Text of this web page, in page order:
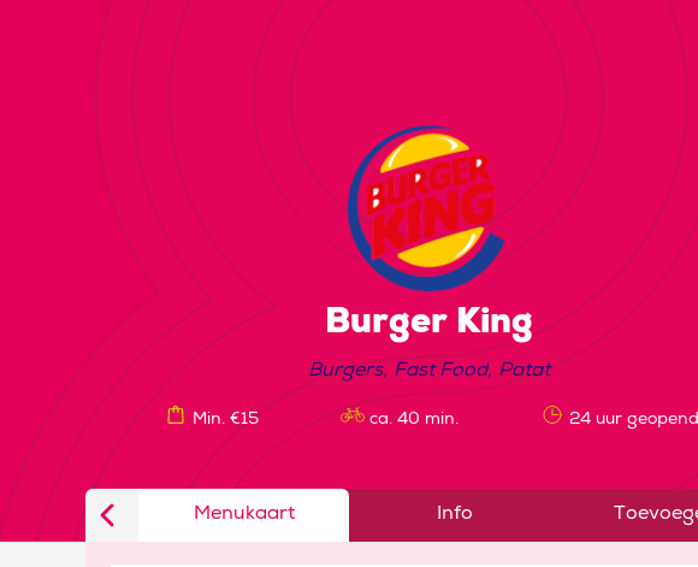
Burger King
Burgers, Fast Food, Patat
Min. €15 ca. 40 min. 24 uur geopend
Menukaart Info